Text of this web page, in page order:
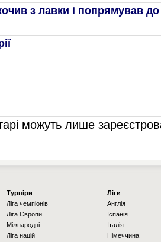
з лавки і попрямував до
можуть лише
Турніри
Ліга чемпіонів
Ліга Європи
Міжнародні
Ліга націй
Ліги
Англія
Іспанія
Італія
Німеччина